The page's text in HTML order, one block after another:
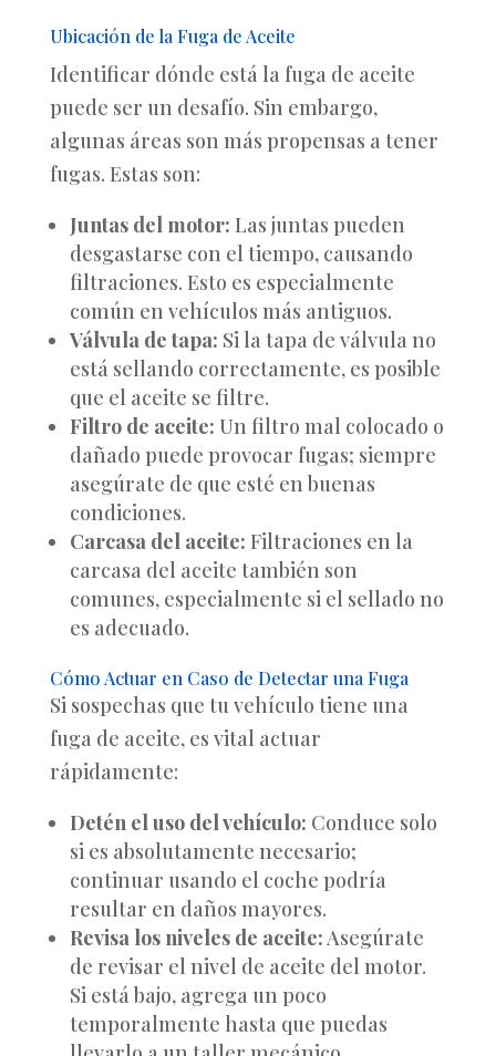
Ubicación de la Fuga de Aceite
Identificar dónde está la fuga de aceite
puede ser un desafío. Sin embargo,
algunas áreas son más propensas a tener
fugas. Estas son:
Juntas del motor: Las juntas pueden
desgastarse con el tiempo, causando
filtraciones. Esto es especialmente
común en vehículos más antiguos.
Válvula de tapa: Si la tapa de válvula no
está sellando correctamente, es posible
que el aceite se filtre.
Filtro de aceite: Un filtro mal colocado o
dañado puede provocar fugas; siempre
asegúrate de que esté en buenas
condiciones.
Carcasa del aceite: Filtraciones en la
carcasa del aceite también son
comunes, especialmente si el sellado no
es adecuado.
Cómo Actuar en Caso de Detectar una Fuga
Si sospechas que tu vehículo tiene una
fuga de aceite, es vital actuar
rápidamente:
Detén el uso del vehículo: Conduce solo
si es absolutamente necesario;
continuar usando el coche podría
resultar en daños mayores.
Revisa los niveles de aceite: Asegúrate
de revisar el nivel de aceite del motor.
Si está bajo, agrega un poco
temporalmente hasta que puedas